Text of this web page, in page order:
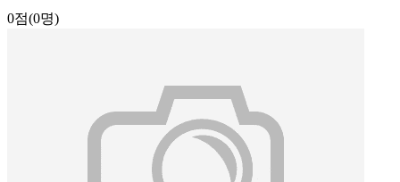
0점(0명)